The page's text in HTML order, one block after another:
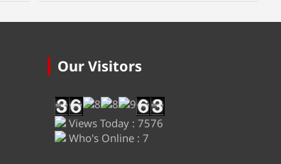
Our Visitors
Views Today : 7576
Who's Online : 7